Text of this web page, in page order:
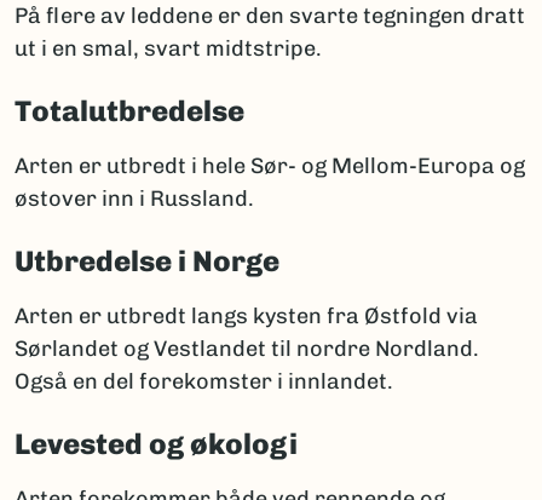
På flere av leddene er den svarte tegningen dratt
ut i en smal, svart midtstripe.
Totalutbredelse
Arten er utbredt i hele Sør- og Mellom-Europa og
østover inn i Russland.
Utbredelse i Norge
Arten er utbredt langs kysten fra Østfold via
Sørlandet og Vestlandet til nordre Nordland.
Også en del forekomster i innlandet.
Levested og økologi